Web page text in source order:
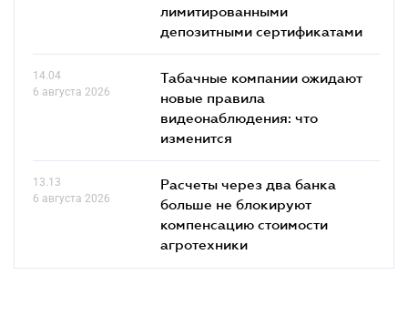
лимитированными
депозитными сертификатами
14.04
6 августа 2026
Табачные компании ожидают
новые правила
видеонаблюдения: что
изменится
13.13
6 августа 2026
Расчеты через два банка
больше не блокируют
компенсацию стоимости
агротехники